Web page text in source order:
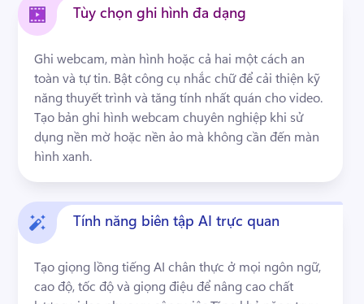
Tùy chọn ghi hình đa dạng
Ghi webcam, màn hình hoặc cả hai một cách an
toàn và tự tin. Bật công cụ nhắc chữ để cải thiện kỹ
Tạo bản ghi hình webcam chuyên nghiệp khi sử
dụng nền mờ hoặc nền ảo mà không cần đến màn
hình xanh.
Tính năng biên tập AI trực quan
Tạo giọng lồng tiếng AI chân thực ở mọi ngôn ngữ,
cao độ, tốc độ và giọng điệu để nâng cao chất